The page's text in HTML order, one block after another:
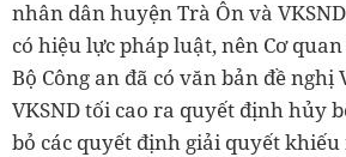
nhân dân huyện Trà Ôn và
có hiệu lực pháp luật, nên Cơ
Bộ Công an đã có văn bản đề nghị
VKSND tối cao ra quyết định hủy
bỏ các quyết định giải quyết